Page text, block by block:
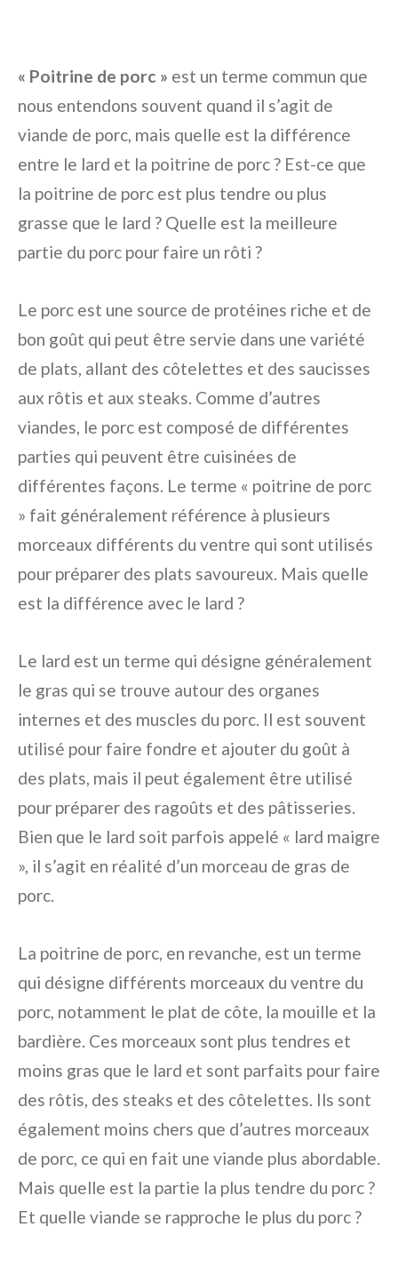
« Poitrine de porc » est un terme commun que
nous entendons souvent quand il s’agit de
viande de porc, mais quelle est la différence
entre le lard et la poitrine de porc ? Est-ce que
la poitrine de porc est plus tendre ou plus
grasse que le lard ? Quelle est la meilleure
partie du porc pour faire un rôti ?
Le porc est une source de protéines riche et de
bon goût qui peut être servie dans une variété
de plats, allant des côtelettes et des saucisses
aux rôtis et aux steaks. Comme d’autres
viandes, le porc est composé de différentes
parties qui peuvent être cuisinées de
différentes façons. Le terme « poitrine de porc
» fait généralement référence à plusieurs
morceaux différents du ventre qui sont utilisés
pour préparer des plats savoureux. Mais quelle
est la différence avec le lard ?
Le lard est un terme qui désigne généralement
le gras qui se trouve autour des organes
internes et des muscles du porc. Il est souvent
utilisé pour faire fondre et ajouter du goût à
des plats, mais il peut également être utilisé
pour préparer des ragoûts et des pâtisseries.
Bien que le lard soit parfois appelé « lard maigre
», il s’agit en réalité d’un morceau de gras de
porc.
La poitrine de porc, en revanche, est un terme
qui désigne différents morceaux du ventre du
porc, notamment le plat de côte, la mouille et la
bardière. Ces morceaux sont plus tendres et
moins gras que le lard et sont parfaits pour faire
des rôtis, des steaks et des côtelettes. Ils sont
également moins chers que d’autres morceaux
de porc, ce qui en fait une viande plus abordable.
Mais quelle est la partie la plus tendre du porc ?
Et quelle viande se rapproche le plus du porc ?